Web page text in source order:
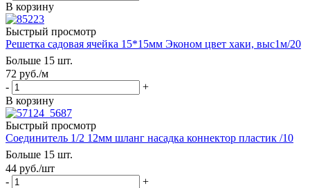
В корзину
Быстрый просмотр
Решетка садовая ячейка 15*15мм Эконом цвет хаки, выс1м/20
Больше 15 шт.
72 руб./м
-
+
В корзину
Быстрый просмотр
Соединитель 1/2 12мм шланг насадка коннектор пластик /10
Больше 15 шт.
44 руб./шт
-
+